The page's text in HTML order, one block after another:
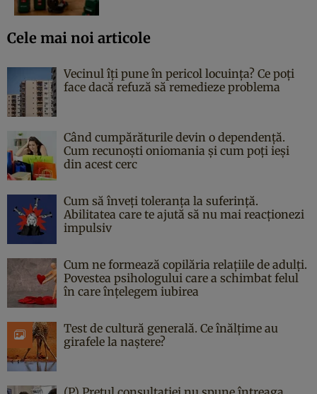
Cele mai noi articole
Vecinul îți pune în pericol locuința? Ce poți
face dacă refuză să remedieze problema
Când cumpărăturile devin o dependență.
Cum recunoști oniomania și cum poți ieși
din acest cerc
Cum să înveți toleranța la suferință.
Abilitatea care te ajută să nu mai reacționezi
impulsiv
Cum ne formează copilăria relațiile de adulți.
Povestea psihologului care a schimbat felul
în care înțelegem iubirea
Test de cultură generală. Ce înălțime au
girafele la naștere?